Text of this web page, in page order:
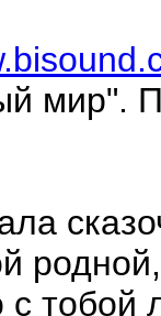
мир".
с тобой